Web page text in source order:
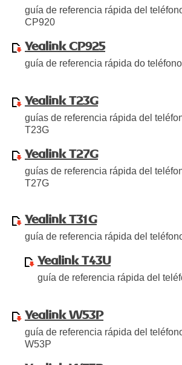
guía de referencia rápida del
CP920
Yealink CP925
guía de referencia rápida do
Yealink T23G
guías de referencia rápida del
T23G
Yealink T27G
guías de referencia rápida del
T27G
Yealink T31G
guía de referencia rápida del
Yealink T43U
guía de referencia rápida del
Yealink W53P
guía de referencia rápida del
W53P